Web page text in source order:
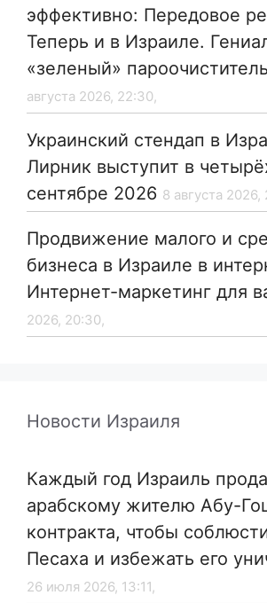
эффективно: Передовое
Теперь и в Израиле.
«зеленый»
августа 2026, 22:30,
Украинский стендап в
Лирник выступит в
сентябре 2026 8 августа 2026,
Продвижение малого и
бизнеса в Израиле в
Интернет-маркетинг для
2026, 20:30,
Новости Израиля
Каждый год Израиль
арабскому жителю Абу-
контракта, чтобы
Песаха и избежать его
26 июля 2026, 13:11,